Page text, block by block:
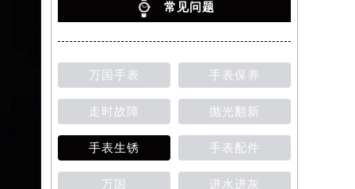
常见问题
万国手表 手表保养
走时故障 抛光翻新
手表生锈 手表配件
万国 进水进灰